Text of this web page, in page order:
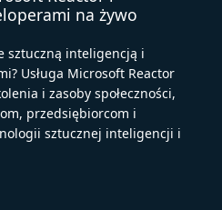
na żywo
sztuczną inteligencją i
Usługa Microsoft Reactor
i zasoby społeczności,
przedsiębiorcom i
sztucznej inteligencji i